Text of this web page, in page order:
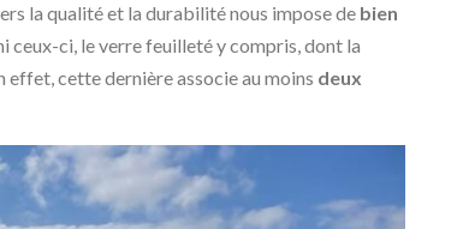
la qualité et la durabilité nous impose de bien
ceux-ci, le verre feuilleté y compris, dont la
cette dernière associe au moins deux